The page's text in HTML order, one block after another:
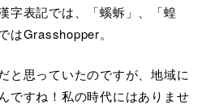
字表記では、「螇蚸」、「蝗
はGrasshopper。
と思っていたのですが、地域に
ですね！私の時代にはありませ